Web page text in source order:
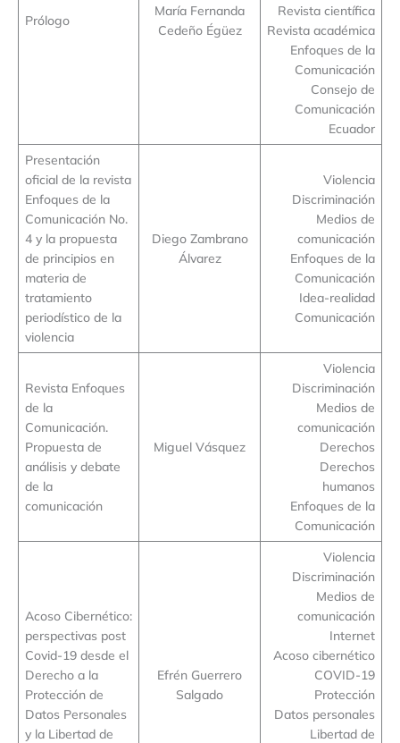
Prólogo
María Fernanda
Cedeño Égüez
Revista científica
Revista académica
Enfoques de la
Comunicación
Consejo de
Comunicación
Ecuador
Presentación
oficial de la revista
Enfoques de la
Comunicación No.
4 y la propuesta
de principios en
materia de
tratamiento
periodístico de la
violencia
Diego Zambrano
Álvarez
Violencia
Discriminación
Medios de
comunicación
Enfoques de la
Comunicación
Idea-realidad
Comunicación
Revista Enfoques
de la
Comunicación.
Propuesta de
análisis y debate
de la
comunicación
Miguel Vásquez
Violencia
Discriminación
Medios de
comunicación
Derechos
Derechos
humanos
Enfoques de la
Comunicación
Acoso Cibernético:
perspectivas post
Covid-19 desde el
Derecho a la
Protección de
Datos Personales
y la Libertad de
Efrén Guerrero
Salgado
Violencia
Discriminación
Medios de
comunicación
Internet
Acoso cibernético
COVID-19
Protección
Datos personales
Libertad de